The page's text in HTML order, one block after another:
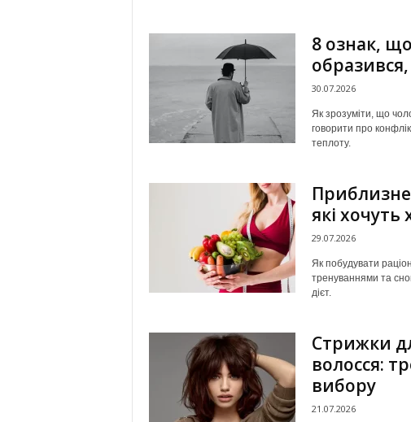
8 ознак,
30.07.2026
Як зрозуміти, що
говорити про
теплоту.
які
29.07.2026
Як побудувати раціон
тренуваннями та
дієт.
Стрижки
волосся:
вибору
21.07.2026